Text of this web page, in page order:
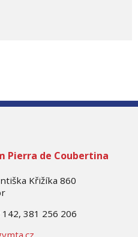
Pierra de Coubertina
Křižíka 860
381 256 206